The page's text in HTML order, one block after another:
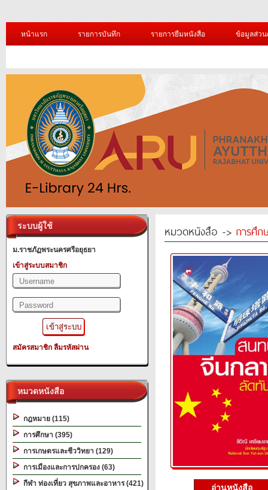
หน้าแรก รายการบันทึก รายการยืมหนังสือ ข้อมูลส่ว
ระบบผู้ใช้
ม.ราชภัฏพระนครศรีอยุธยา
เข้าสู่ระบบสมาชิก
สมัครสมาชิก ลืมรหัสผ่าน
หมวดหนังสือ
กฎหมาย (115)
การศึกษา (395)
การเกษตรและชีววิทยา (129)
การเมืองและการปกครอง (63)
กีฬา ท่องเที่ยว สุขภาพและอาหาร (421)
หมวดหนังสือ -> การศึก
อ่านหนังสือ